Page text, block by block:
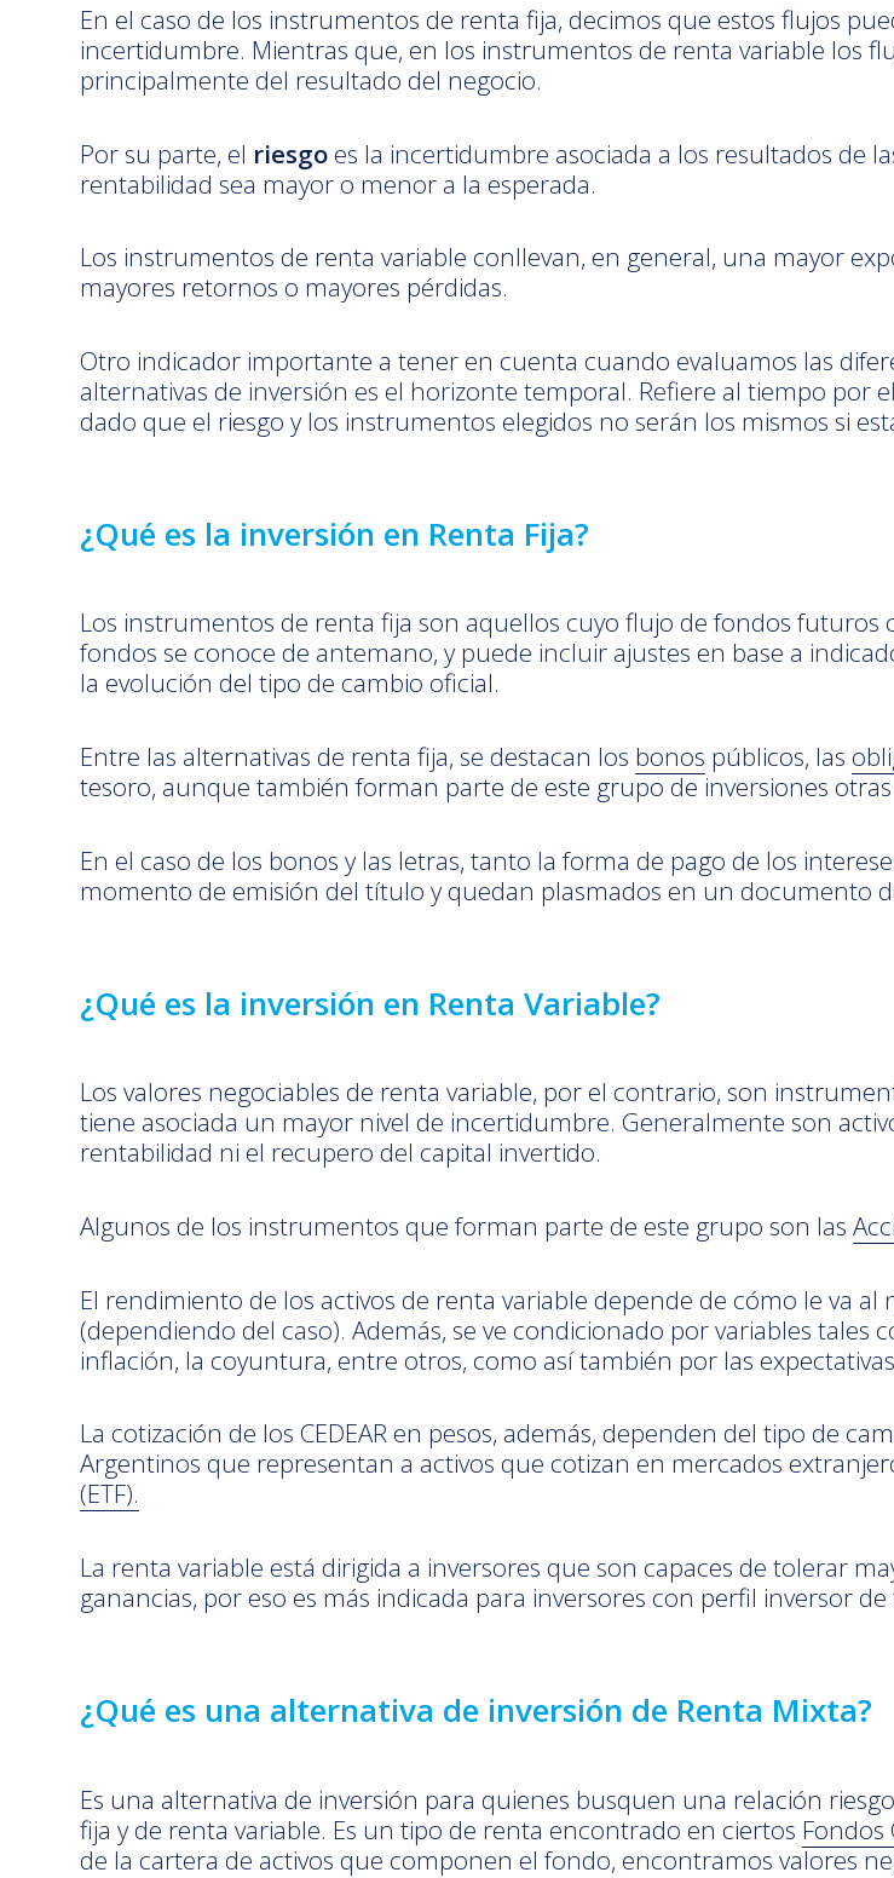
En el caso de los instrumentos de renta fija, decimos que estos flujos
incertidumbre. Mientras que, en los instrumentos de renta variable los
principalmente del resultado del negocio.
Por su parte, el riesgo es la incertidumbre asociada a los resultados de
rentabilidad sea mayor o menor a la esperada.
Los instrumentos de renta variable conllevan, en general, una mayor
mayores retornos o mayores pérdidas.
Otro indicador importante a tener en cuenta cuando evaluamos las
alternativas de inversión es el horizonte temporal. Refiere al tiempo por
dado que el riesgo y los instrumentos elegidos no serán los mismos si
¿Qué es la inversión en Renta Fija?
Los instrumentos de renta fija son aquellos cuyo flujo de fondos
fondos se conoce de antemano, y puede incluir ajustes en base a
la evolución del tipo de cambio oficial.
Entre las alternativas de renta fija, se destacan los bonos públicos, las
tesoro, aunque también forman parte de este grupo de inversiones
En el caso de los bonos y las letras, tanto la forma de pago de los
momento de emisión del título y quedan plasmados en un documento
¿Qué es la inversión en Renta Variable?
Los valores negociables de renta variable, por el contrario, son
tiene asociada un mayor nivel de incertidumbre. Generalmente son
rentabilidad ni el recupero del capital invertido.
Algunos de los instrumentos que forman parte de este grupo son las
El rendimiento de los activos de renta variable depende de cómo le va
(dependiendo del caso). Además, se ve condicionado por variables tales
inflación, la coyuntura, entre otros, como así también por las
La cotización de los CEDEAR en pesos, además, dependen del tipo de
Argentinos que representan a activos que cotizan en mercados
(ETF).
La renta variable está dirigida a inversores que son capaces de tolerar
ganancias, por eso es más indicada para inversores con perfil inversor
¿Qué es una alternativa de inversión de Renta Mixta?
Es una alternativa de inversión para quienes busquen una relación
fija y de renta variable. Es un tipo de renta encontrado en ciertos Fondos
de la cartera de activos que componen el fondo, encontramos valores